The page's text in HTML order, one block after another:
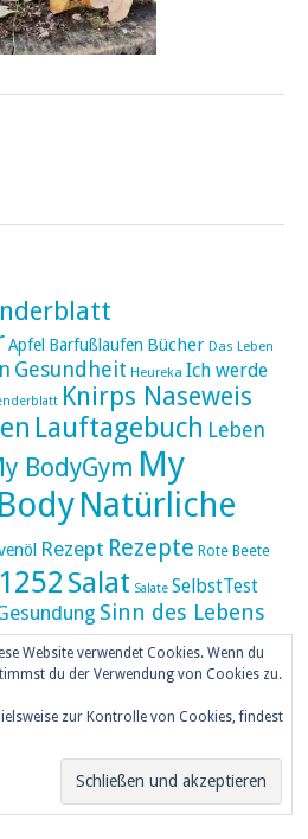
Apfel Barfußlaufen Bücher Das Leben
Gesundheit Heureka Ich werde
Knirps Naseweis
Lauftagebuch Leben
BodyGym My
Natürliche
Rezept Rezepte Rote Beete
Salat Salate SelbstTest
Sinn des Lebens
Ultramarathon
Weihnachten
weiser UHU
Website verwendet Cookies. Wenn du
du der Verwendung von Cookies zu.
zur Kontrolle von Cookies, findest